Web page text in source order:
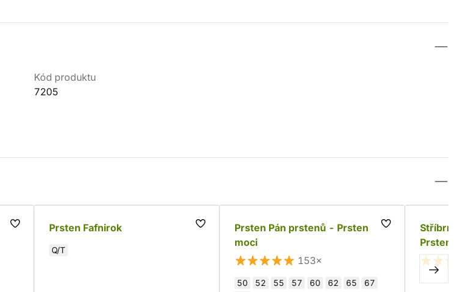
Kód produktu
7205
Prsten Fafnirok
Q/T
Prsten Pán prstenů - Prsten
moci
153×
50 52 55 57 60 62 65
67
Stříbrný
Prsten